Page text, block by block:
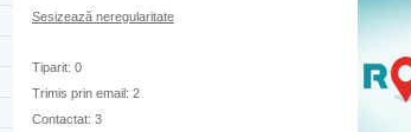
Sesizează neregularitate
Tiparit: 0
Trimis prin email: 2
Contactat: 3